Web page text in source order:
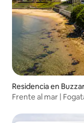
Residencia en
Frente al mar |